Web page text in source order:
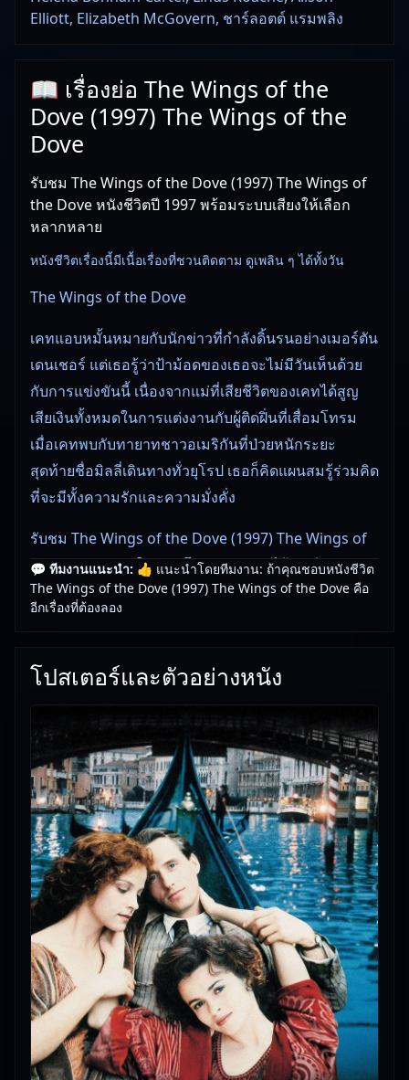
Elliott, Elizabeth McGovern, ชาร์ลอตต์ แรมพลิง
📖 เรื่องย่อ The Wings of the
Dove (1997) The Wings of the
Dove
รับชม The Wings of the Dove (1997) The Wings of
the Dove หนังชีวิตปี 1997 พร้อมระบบเสียงให้เลือก
หลากหลาย
หนังชีวิตเรื่องนี้มีเนื้อเรื่องที่ชวนติดตาม ดูเพลิน ๆ ได้ทั้งวัน
The Wings of the Dove
เคทแอบหมั้นหมายกับนักข่าวที่กำลังดิ้นรนอย่างเมอร์ตัน
เดนเชอร์ แต่เธอรู้ว่าป้าม้อดของเธอจะไม่มีวันเห็นด้วย
กับการแข่งขันนี้ เนื่องจากแม่ที่เสียชีวิตของเคทได้สูญ
เสียเงินทั้งหมดในการแต่งงานกับผู้ติดฝิ่นที่เสื่อมโทรม
เมื่อเคทพบกับทายาทชาวอเมริกันที่ป่วยหนักระยะ
สุดท้ายชื่อมิลลี่เดินทางทั่วยุโรป เธอก็คิดแผนสมรู้ร่วมคิด
ที่จะมีทั้งความรักและความมั่งคั่ง
รับชม The Wings of the Dove (1997) The Wings of
the Dove () หนังใหม่ชนโรงคุณภาพ ดูได้ทันที
หนังใหม่ชนโรงคุณภาพที่ดูได้ทุกวัย เหมาะสำหรับเวลา
👍 The Wings of the Dove (1997) The Wings of the
🎥 อัปเดตโดยทีมงาน Free Movie 24— ตรวจสอบล่าสุด:
01/06/2026 |เกี่ยวกับเรา
💬 ทีมงานแนะนำ: 👍 แนะนำโดยทีมงาน: ถ้าคุณชอบหนังชีวิต
The Wings of the Dove (1997) The Wings of the Dove คือ
อีกเรื่องที่ต้องลอง
โปสเตอร์และตัวอย่างหนัง